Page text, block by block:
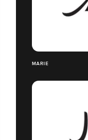
MARIE